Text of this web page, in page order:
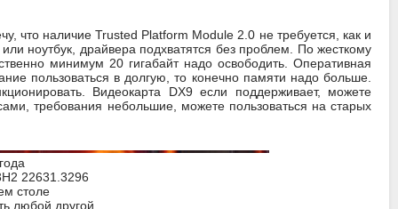
что наличие Trusted Platform Module 2.0 не требуется, как и
ноутбук, драйвера подхватятся без проблем. По жесткому
минимум 20 гигабайт надо освободить. Оперативная
пользоваться в долгую, то конечно памяти надо больше.
Видеокарта DX9 если поддерживает, можете
требования небольшие, можете пользоваться на старых
22631.3296
столе
любой другой